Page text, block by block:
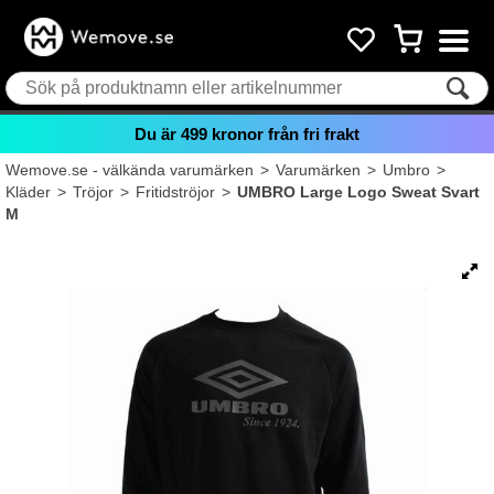
Du är 499 kronor från fri frakt
Wemove.se - välkända varumärken>Varumärken>Umbro>
Kläder>Tröjor>Fritidströjor>UMBRO Large Logo Sweat Svart
M